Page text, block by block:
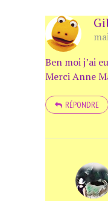
Ben moi j’ai
Merci Anne
RÉPONDRE